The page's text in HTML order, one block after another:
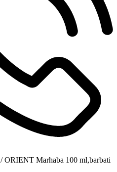
/ ORIENT Marhaba 100 ml,barbati